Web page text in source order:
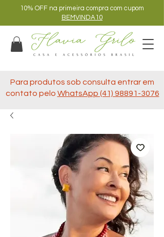
10% OFF na primeira compra com cupom
BEMVINDA10
Para produtos sob consulta entrar em
contato pelo WhatsApp (41) 98891-3076